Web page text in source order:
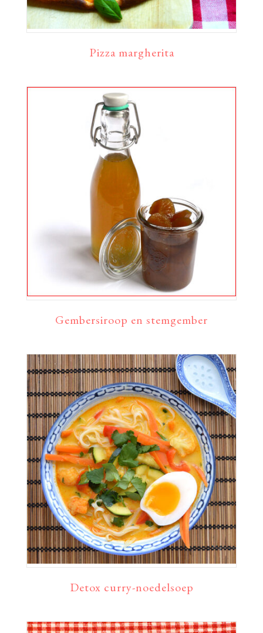
Pizza margherita
Gembersiroop en stemgember
Detox curry-noedelsoep